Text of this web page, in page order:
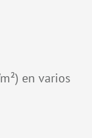
en varios